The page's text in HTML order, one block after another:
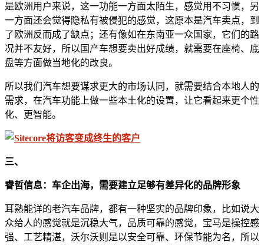
是欧洲用户来说，这一功能一方面太陌生，感觉用不习惯，另
一方面还会觉得隐私有被侵犯的感觉，这原本是汽车卖点，到
了欧洲反而成了缺点；还有像如在东南亚一众国家，它们的路
况并不友好，所以国产车想要卖出好成绩，就需要在座椅、底
盘等方面做当地化的改良。
所以我们汽车想要谋求更大的市场认同，就需要结合本地人的
需求，在汽车功能上做一些本土化的设置，让它看起来更个性
化、更智能。
三、
睿哲信息：车企出海，需要建立足够有差异化的品牌形象
耳熟能详的老汽车品牌，都有一种坚实的品牌印象，比如说大
众给人的感觉就是沉稳大气，品质可靠的感觉，宝马是操控感
强、工艺精湛，沃尔沃则是以安全可靠、环保节能为名，所以